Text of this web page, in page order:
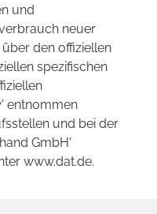
und
neuer
den offiziellen
spezifischen
entnommen
und bei der
GmbH'
www.dat.de.